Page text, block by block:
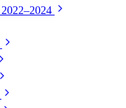
2022–2024